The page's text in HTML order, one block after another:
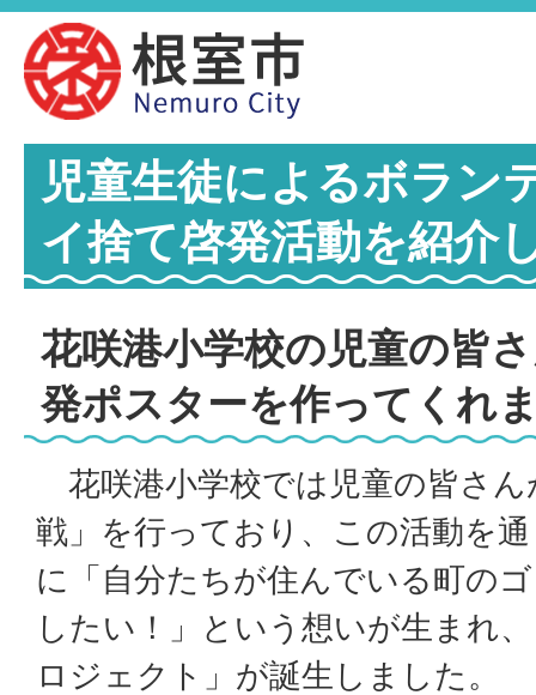
児童生徒によるボラン
イ捨て啓発活動を紹介
花咲港小学校の児童の皆
発ポスターを作ってくれ
花咲港小学校では児童の皆さん
戦」を行っており、この活動を
に「自分たちが住んでいる町の
したい！」という想いが生まれ
ロジェクト」が誕生しました。